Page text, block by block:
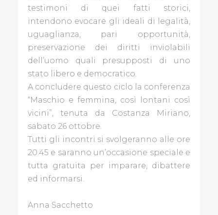
testimoni di quei fatti storici,
intendono evocare gli ideali di legalità,
uguaglianza, pari opportunità,
preservazione dei diritti inviolabili
dell’uomo quali presupposti di uno
stato libero e democratico.
A concludere questo ciclo la conferenza
“Maschio e femmina, così lontani così
vicini”, tenuta da Costanza Miriano,
sabato 26 ottobre.
Tutti gli incontri si svolgeranno alle ore
20.45 e saranno un’occasione speciale e
tutta gratuita per imparare, dibattere
ed informarsi.
Anna Sacchetto